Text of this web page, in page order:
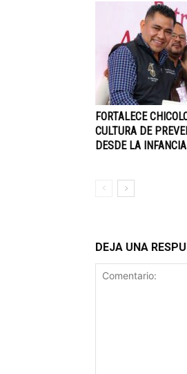
FORTALECE
CULTURA DE
DESDE LA INFANCIA
DEJA UNA